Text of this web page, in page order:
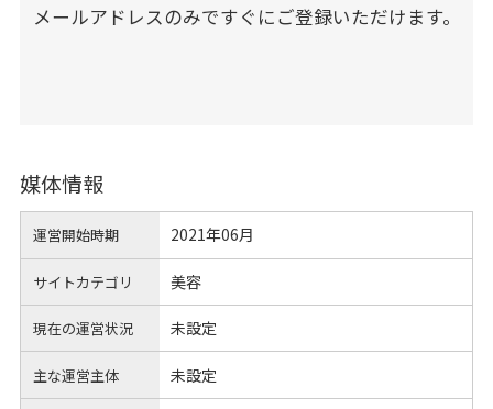
メールアドレスのみですぐにご登録いただけます。
媒体情報
運営開始時期 2021年06月
サイトカテゴリ 美容
現在の運営状況 未設定
主な運営主体 未設定